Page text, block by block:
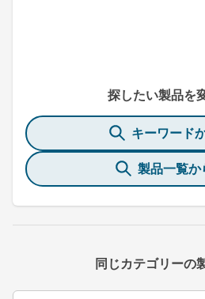
探したい製品を
キーワード
製品一覧か
同じカテゴリーの